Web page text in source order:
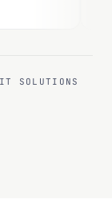
SOLUTIONS